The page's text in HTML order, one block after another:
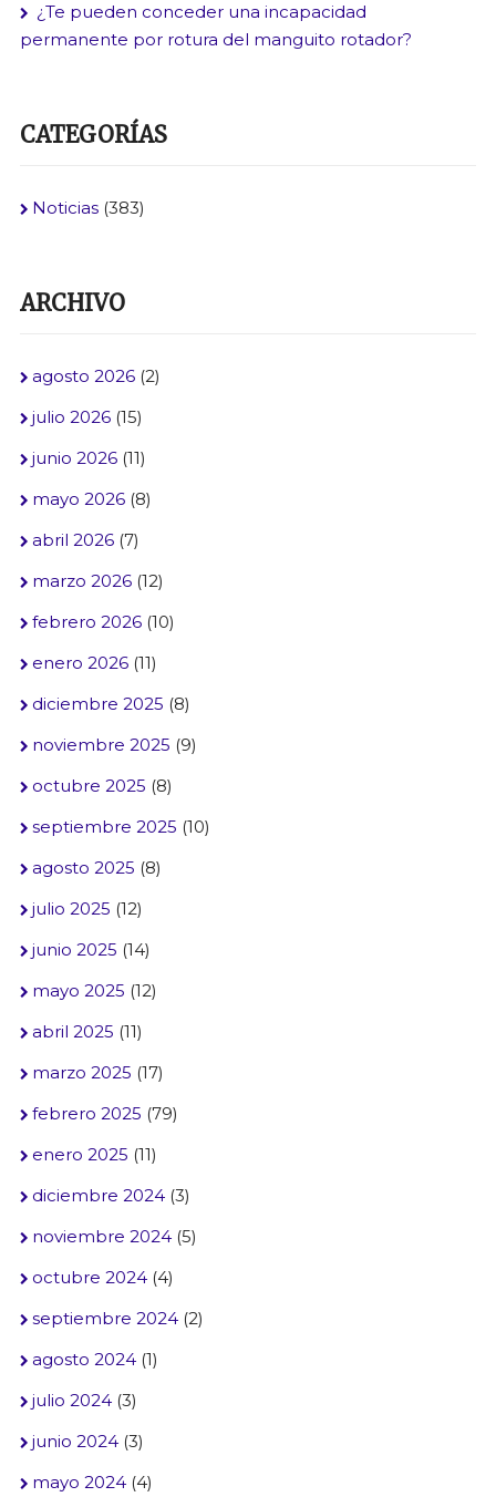
¿Te pueden conceder una incapacidad
permanente por rotura del manguito rotador?
CATEGORÍAS
Noticias(383)
ARCHIVO
agosto 2026(2)
julio 2026(15)
junio 2026(11)
mayo 2026(8)
abril 2026(7)
marzo 2026(12)
febrero 2026(10)
enero 2026(11)
diciembre 2025 (8)
noviembre 2025 (9)
octubre 2025 (8)
septiembre 2025 (10)
agosto 2025 (8)
julio 2025 (12)
junio 2025 (14)
mayo 2025 (12)
abril 2025 (11)
marzo 2025 (17)
febrero 2025 (79)
enero 2025 (11)
diciembre 2024(3)
noviembre 2024(5)
octubre 2024(4)
septiembre 2024(2)
agosto 2024(1)
julio 2024(3)
junio 2024(3)
mayo 2024(4)